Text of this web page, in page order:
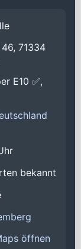
46, 71334
E10 ✅,
bekannt
öffnen